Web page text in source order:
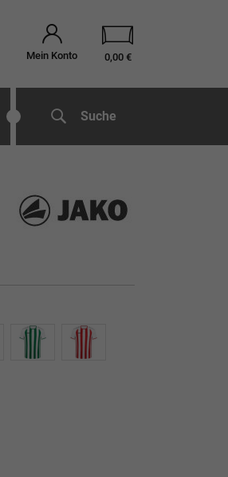
Mein Konto 0,00 €
Suche